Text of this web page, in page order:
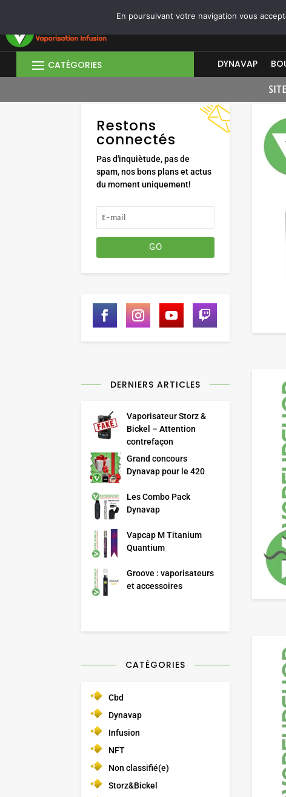
DYNAVAP
Restons
connectés
Pas d'inquiètude, pas de
spam, nos bons plans et actus
du moment uniquement!
GO
DERNIERS ARTICLES
Vaporisateur Storz &
Bickel – Attention
contrefaçon
Grand concours
Dynavap pour le 420
Les Combo Pack
Dynavap
Vapcap M Titanium
Quantium
Groove : vaporisateurs
et accessoires
CATÉGORIES
Cbd
Dynavap
Infusion
NFT
Non classifié(e)
Storz&Bickel
En poursuivant votre navigation vous